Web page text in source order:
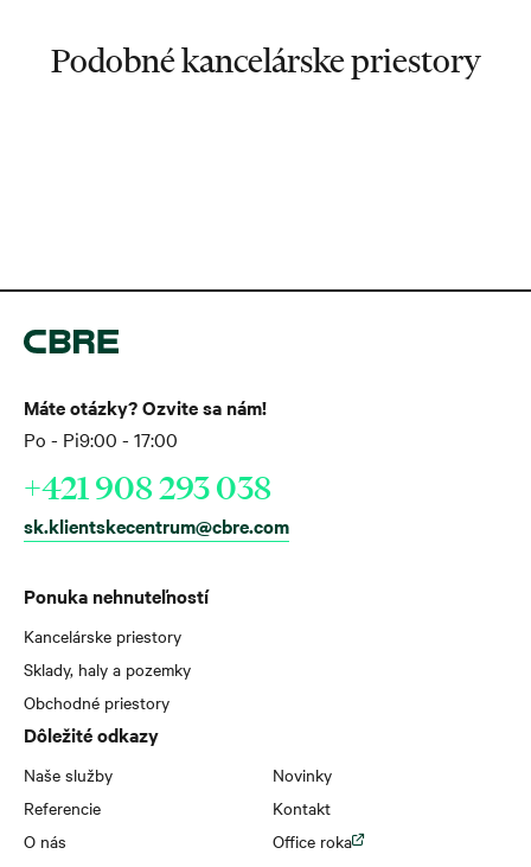
Podobné kancelárske priestory
Ponuka nehnuteľností
Kancelárske priestory
Sklady, haly a pozemky
Obchodné priestory
Dôležité odkazy
Naše služby
Referencie
O nás
Novinky
Kontakt
Office roka
Máte otázky? Ozvite sa nám!
Po - Pi9:00 - 17:00
+421 908 293 038
sk.klientskecentrum@cbre.com